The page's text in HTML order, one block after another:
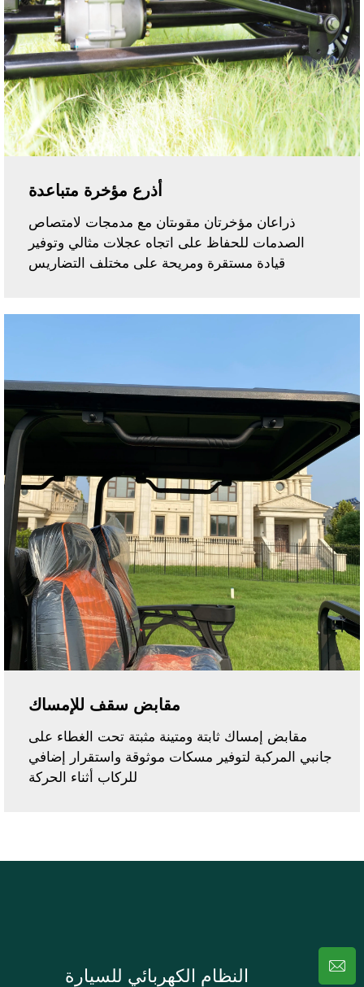
أذرع مؤخرة متباعدة
ذراعان مؤخرتان مقوىتان مع مدمجات لامتصاص
الصدمات للحفاظ على اتجاه عجلات مثالي وتوفير
قيادة مستقرة ومريحة على مختلف التضاريس
مقابض سقف للإمساك
مقابض إمساك ثابتة ومتينة مثبتة تحت الغطاء على
جانبي المركبة لتوفير مسكات موثوقة واستقرار إضافي
للركاب أثناء الحركة
النظام الكهربائي للسيارة